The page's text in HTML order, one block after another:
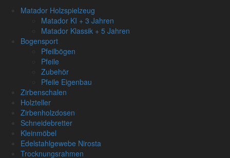
Matador Holzspielzeug
Matador KI + 3 Jahren
Matador Klassik + 5 Jahren
Bogensport
Pfeilbögen
Pfeile
Zubehör
Pfeile Eigenbau
Zirbenschalen
Holzteller
Zirbenholzdosen
Schneidebretter
Kleinmöbel
Edelstahlgewebe Nirosta
Trocknungsrahmen
Kleinmöbel
Stockerl, Schemel, 40 x 25 x
20 cm,
aus Fichtenholz, Dreischichtplatte 19 mm, Schrauben aus
Edelstahl, gedübelt, Oberflächenbehandlung mit Leinöl.
Geeignet als:
- Kinderhocker
- Arbeiten in Bodennähe
- Fußbank